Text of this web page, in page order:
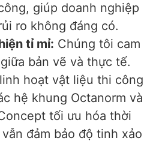
giúp doanh nghiệp
ro không đáng có.
tỉ mỉ: Chúng tôi cam
bản vẽ và thực tế.
hoạt vật liệu thi công
hệ khung Octanorm và
tối ưu hóa thời
đảm bảo độ tinh xảo